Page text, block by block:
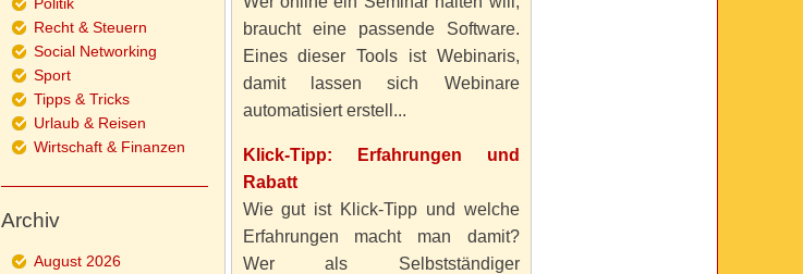
braucht eine passende Software.
Eines dieser Tools ist Webinaris,
damit lassen sich Webinare
automatisiert erstell...
Klick-Tipp: Erfahrungen und
Rabatt
Wie gut ist Klick-Tipp und welche
Erfahrungen macht man damit?
Wer als Selbstständiger
Recht & Steuern
Social Networking
Sport
Tipps & Tricks
Urlaub & Reisen
Wirtschaft & Finanzen
Archiv
August 2026